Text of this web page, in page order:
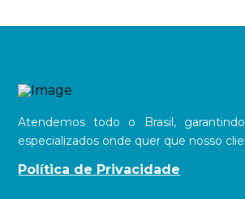
Atendemos todo o Brasil,
especializados onde quer que nosso
Política de Privacidade